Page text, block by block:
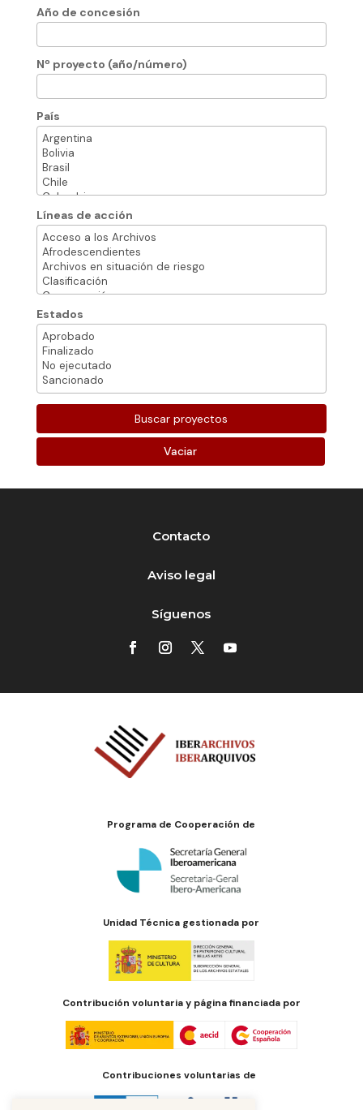
Año de concesión
Nº proyecto (año/número)
País
Líneas de acción
Estados
Vaciar
Contacto
Aviso legal
Síguenos
Programa de Cooperación de
Unidad Técnica gestionada por
Contribución voluntaria y página financiada por
Contribuciones voluntarias de